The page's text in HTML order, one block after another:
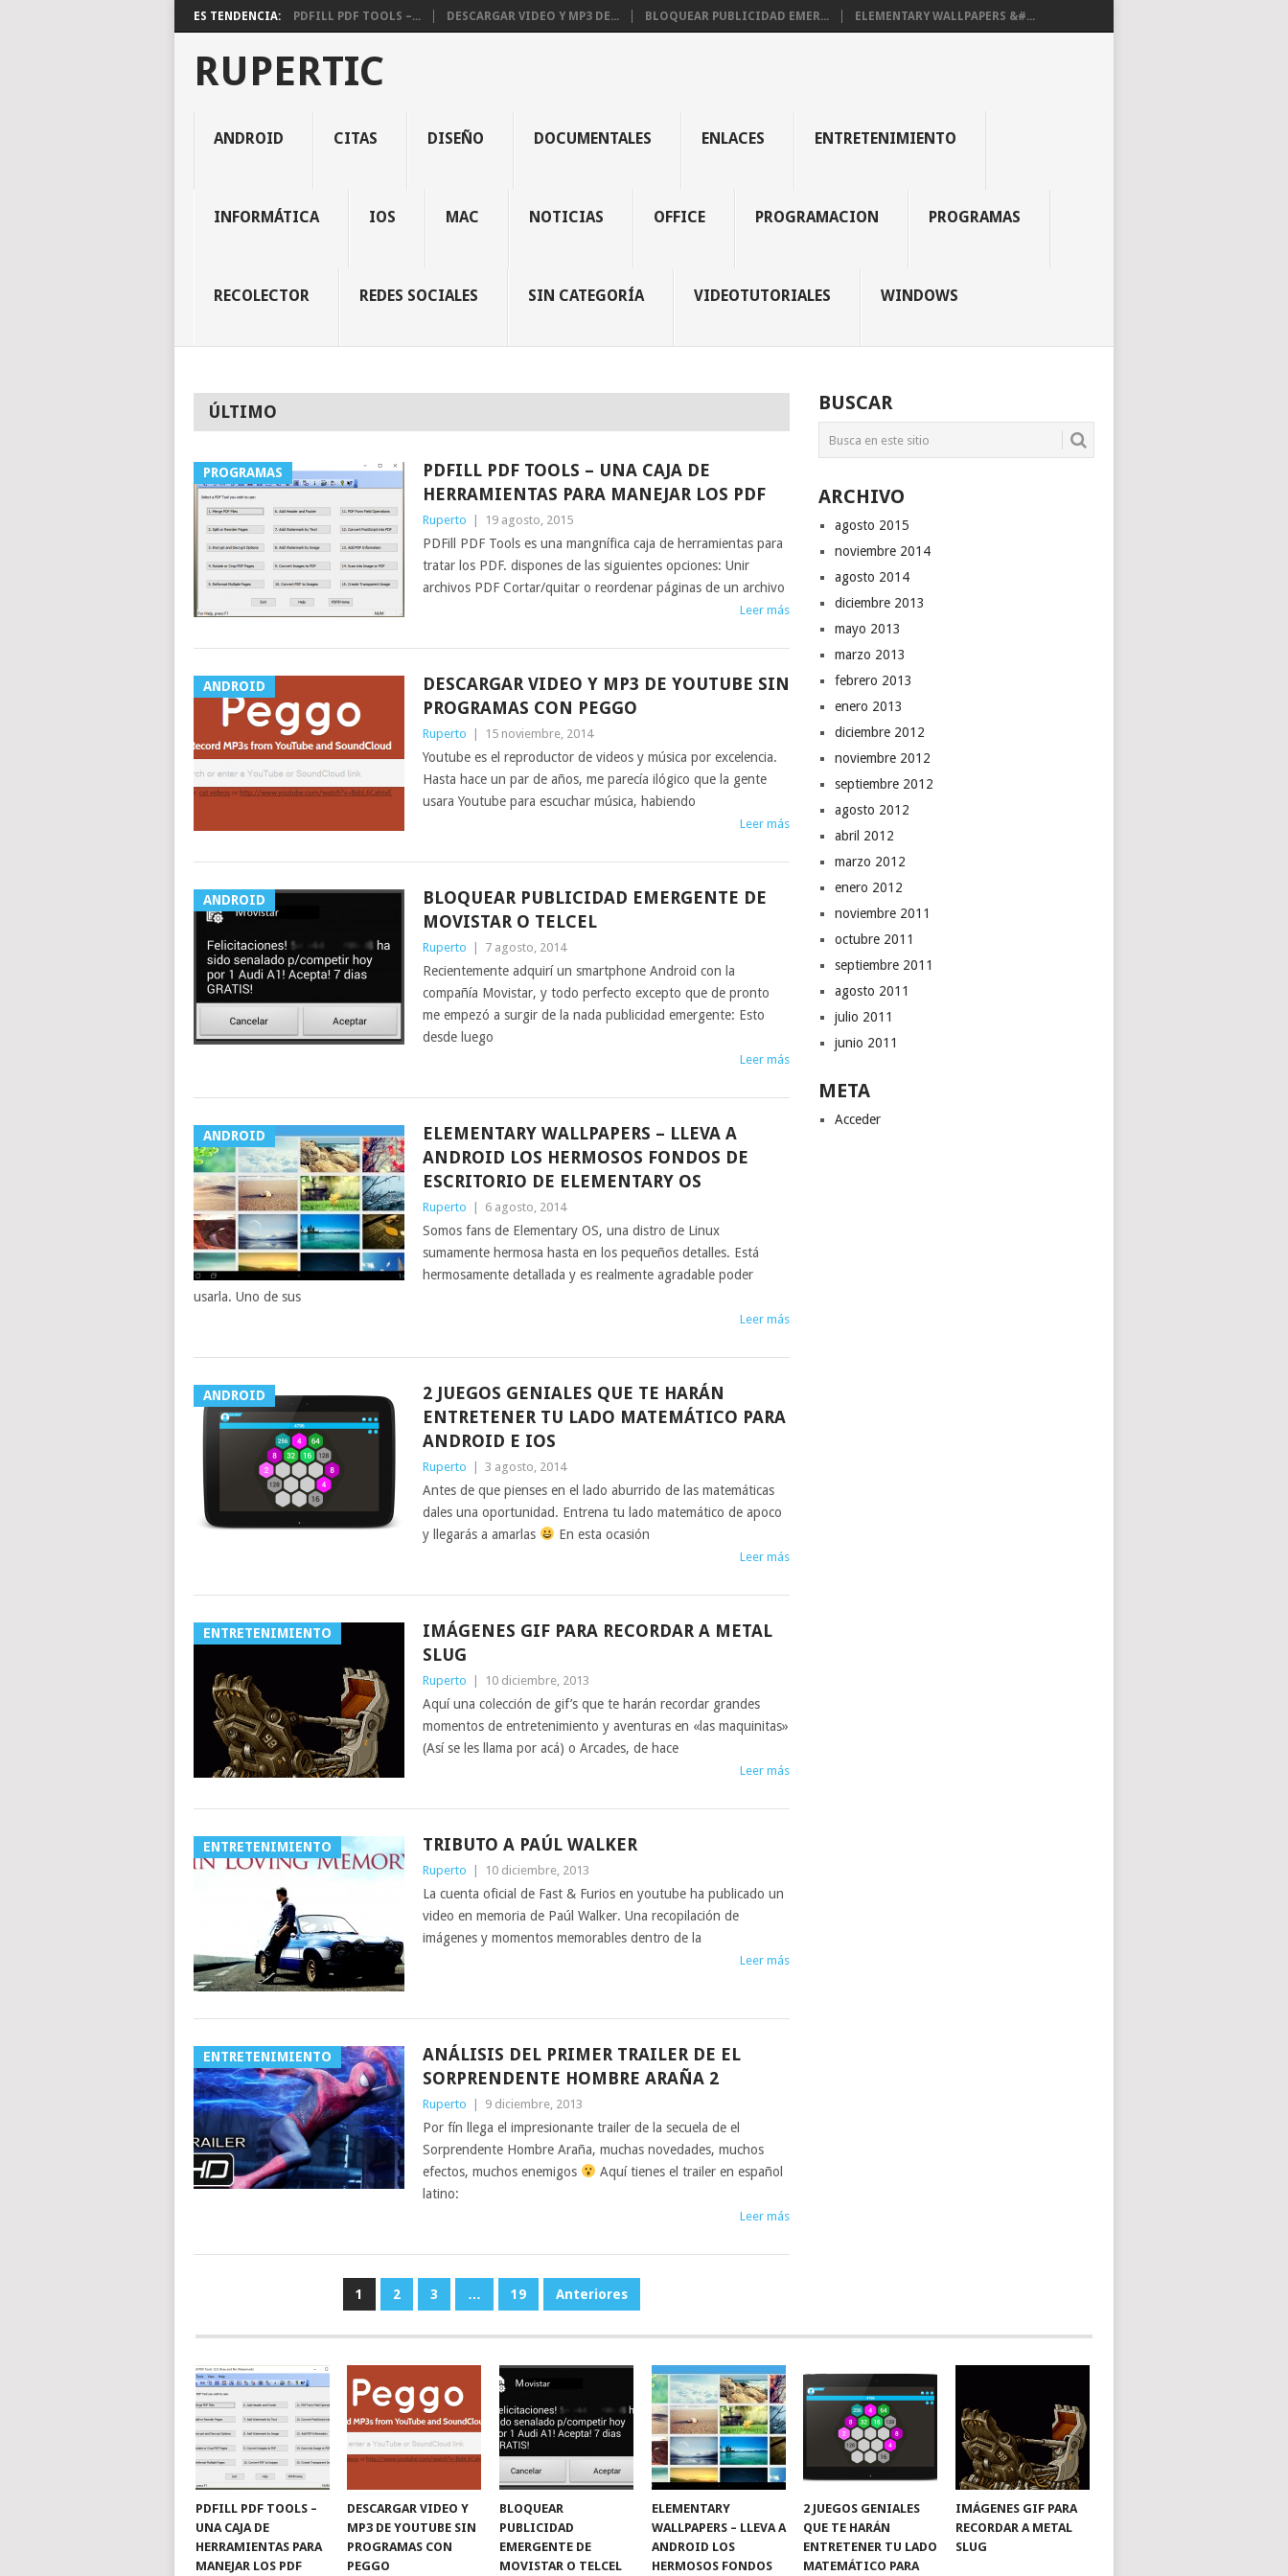
ES TENDENCIA: PDFILL PDF TOOLS –... DESCARGAR VIDEO Y MP3 DE... BLOQUEAR PUBLICIDAD EMER... ELEMENTARY WALLPAPERS &#...
RUPERTIC
ANDROID CITAS DISEÑO DOCUMENTALES ENLACES ENTRETENIMIENTO
INFORMÁTICA IOS MAC NOTICIAS OFFICE PROGRAMACION PROGRAMAS
RECOLECTOR REDES SOCIALES SIN CATEGORÍA VIDEOTUTORIALES WINDOWS
ÚLTIMO
PROGRAMAS
PDFILL PDF TOOLS – UNA CAJA DE
HERRAMIENTAS PARA MANEJAR LOS PDF
Ruperto 19 agosto, 2015
PDFill PDF Tools es una mangnífica caja de herramientas para
tratar los PDF. dispones de las siguientes opciones: Unir
archivos PDF Cortar/quitar o reordenar páginas de un archivo
Leer más
ANDROID
DESCARGAR VIDEO Y MP3 DE YOUTUBE SIN
PROGRAMAS CON PEGGO
Ruperto 15 noviembre, 2014
Youtube es el reproductor de videos y música por excelencia.
Hasta hace un par de años, me parecía ilógico que la gente
usara Youtube para escuchar música, habiendo
Leer más
ANDROID
BLOQUEAR PUBLICIDAD EMERGENTE DE
MOVISTAR O TELCEL
Ruperto 7 agosto, 2014
Recientemente adquirí un smartphone Android con la
compañía Movistar, y todo perfecto excepto que de pronto
me empezó a surgir de la nada publicidad emergente: Esto
desde luego
Leer más
ANDROID
ELEMENTARY WALLPAPERS – LLEVA A
ANDROID LOS HERMOSOS FONDOS DE
ESCRITORIO DE ELEMENTARY OS
Ruperto 6 agosto, 2014
Somos fans de Elementary OS, una distro de Linux
sumamente hermosa hasta en los pequeños detalles. Está
hermosamente detallada y es realmente agradable poder
usarla. Uno de sus
Leer más
ANDROID
2 JUEGOS GENIALES QUE TE HARÁN
ENTRETENER TU LADO MATEMÁTICO PARA
ANDROID E IOS
Ruperto 3 agosto, 2014
Antes de que pienses en el lado aburrido de las matemáticas
dales una oportunidad. Entrena tu lado matemático de apoco
y llegarás a amarlas
En esta ocasión
Leer más
ENTRETENIMIENTO
IMÁGENES GIF PARA RECORDAR A METAL
SLUG
Ruperto 10 diciembre, 2013
Aquí una colección de gif’s que te harán recordar grandes
momentos de entretenimiento y aventuras en «las maquinitas»
(Así se les llama por acá) o Arcades, de hace
Leer más
ENTRETENIMIENTO TRIBUTO A PAÚL WALKER
Ruperto 10 diciembre, 2013
La cuenta oficial de Fast & Furios en youtube ha publicado un
video en memoria de Paúl Walker. Una recopilación de
imágenes y momentos memorables dentro de la
Leer más
ENTRETENIMIENTO
ANÁLISIS DEL PRIMER TRAILER DE EL
SORPRENDENTE HOMBRE ARAÑA 2
Ruperto 9 diciembre, 2013
Por fín llega el impresionante trailer de la secuela de el
Sorprendente Hombre Araña, muchas novedades, muchos
efectos, muchos enemigos
Aquí tienes el trailer en español
latino:
Leer más
1 2 3 … 19 Anteriores
BUSCAR
ARCHIVO
agosto 2015
noviembre 2014
agosto 2014
diciembre 2013
mayo 2013
marzo 2013
febrero 2013
enero 2013
diciembre 2012
noviembre 2012
septiembre 2012
agosto 2012
abril 2012
marzo 2012
enero 2012
noviembre 2011
octubre 2011
septiembre 2011
agosto 2011
julio 2011
junio 2011
META
Acceder
PDFILL PDF TOOLS –
UNA CAJA DE
HERRAMIENTAS PARA
MANEJAR LOS PDF
DESCARGAR VIDEO Y
MP3 DE YOUTUBE SIN
PROGRAMAS CON
PEGGO
BLOQUEAR
PUBLICIDAD
EMERGENTE DE
MOVISTAR O TELCEL
ELEMENTARY
WALLPAPERS – LLEVA A
ANDROID LOS
HERMOSOS FONDOS
2 JUEGOS GENIALES
QUE TE HARÁN
ENTRETENER TU LADO
MATEMÁTICO PARA
IMÁGENES GIF PARA
RECORDAR A METAL
SLUG